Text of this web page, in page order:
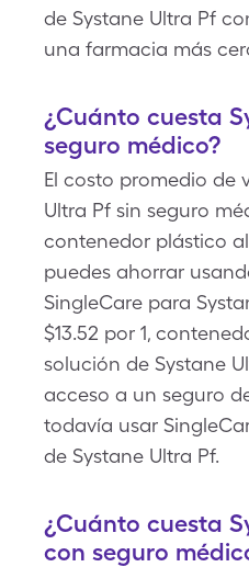
de Systane Ultra Pf
una farmacia más
¿Cuánto cuesta
seguro médico?
El costo promedio de
Ultra Pf sin seguro
contenedor plástico
puedes ahorrar
SingleCare para
$13.52 por 1,
solución de Systane
acceso a un seguro
todavía usar
de Systane Ultra Pf.
¿Cuánto cuesta
con seguro